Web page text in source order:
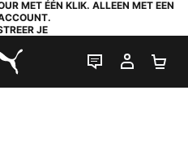
MET ÉÉN KLIK. ALLEEN MET EEN
JE
LIVE CHAT
MIJN